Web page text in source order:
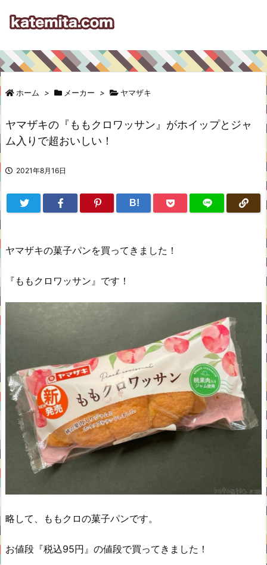
ホーム > メーカー > ヤマザキ
ヤマザキの『ももクロワッサン』がホイップとジャ
ム入りで超おいしい！
2021年8月16日
B!
ヤマザキの菓子パンを買ってきました！
『ももクロワッサン』です！
略して、ももクロの菓子パンです。
お値段『税込95円』の値段で買ってきました！